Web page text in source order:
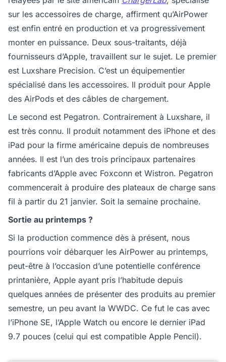
sur les accessoires de charge, affirment qu’AirPower
est enfin entré en production et va progressivement
monter en puissance. Deux sous-traitants, déjà
fournisseurs d’Apple, travaillent sur le sujet. Le premier
est Luxshare Precision. C’est un équipementier
spécialisé dans les accessoires. Il produit pour Apple
des AirPods et des câbles de chargement.
Le second est Pegatron. Contrairement à Luxshare, il
est très connu. Il produit notamment des iPhone et des
iPad pour la firme américaine depuis de nombreuses
années. Il est l’un des trois principaux partenaires
fabricants d’Apple avec Foxconn et Wistron. Pegatron
commencerait à produire des plateaux de charge sans
fil à partir du 21 janvier. Soit la semaine prochaine.
Sortie au printemps ?
Si la production commence dès à présent, nous
pourrions voir débarquer les AirPower au printemps,
peut-être à l’occasion d’une potentielle conférence
printanière, Apple ayant pris l’habitude depuis
quelques années de présenter des produits au premier
semestre, un peu avant la WWDC. Ce fut le cas avec
l’iPhone SE, l’Apple Watch ou encore le dernier iPad
9.7 pouces (celui qui est compatible Apple Pencil).